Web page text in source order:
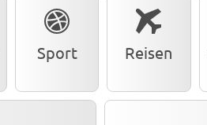
Sport Reisen